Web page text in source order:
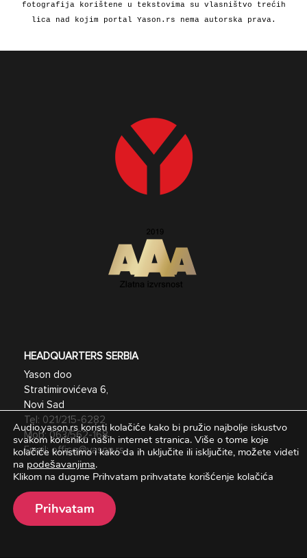
fotografija korištene u tekstovima su vlasništvo trećih
lica nad kojim portal Yason.rs nema autorska prava.
HEADQUARTERS SERBIA
Yason doo
Stratimirovićeva 6,
Novi Sad
Tel: 021/215-6282
Mob: 063/562-168
Email: office@yason.rs
Audio.yason.rs koristi kolačiće kako bi pružio najbolje iskustvo
svakom korisniku naših internet stranica. Više o tome koje
kolačiće koristimo i kako da ih uključite ili isključite, možete videti
na podešavanjima.
Klikom na dugme Prihvatam prihvatate korišćenje kolačića
Prihvatam